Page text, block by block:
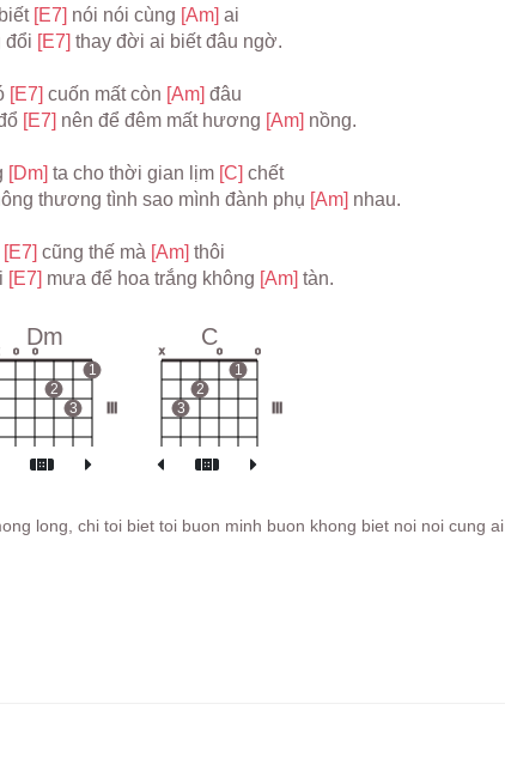
[E7] nói nói cùng [Am] ai
đổi [E7] thay đời ai biết đâu ngờ.
[E7] cuốn mất còn [Am] đâu
[E7] nên để đêm mất hương [Am] nồng.
[Dm] ta cho thời gian lịm [C] chết
thương tình sao mình đành phụ [Am] nhau.
[E7] cũng thế mà [Am] thôi
[E7] mưa để hoa trắng không [Am] tàn.
Dm
o o
2
3
1
C
x
3
2
o
1
o
long, chi toi biet toi buon minh buon khong biet noi noi cung ai